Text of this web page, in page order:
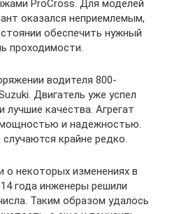
ProCross. Для моделей
оказался неприемлемым,
обеспечить нужный
проходимости.
водителя 800-
Двигатель уже успел
качества. Агрегат
мощностью и надежностью.
крайне редко.
о некоторых изменениях в
года инженеры решили
Таким образом удалось